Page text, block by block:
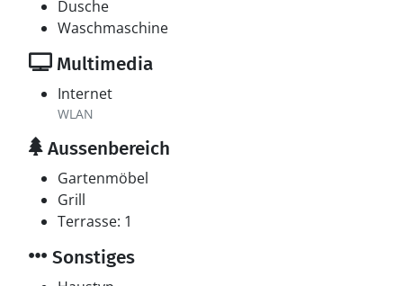
Dusche
Waschmaschine
Multimedia
Internet
WLAN
Aussenbereich
Gartenmöbel
Grill
Terrasse: 1
Sonstiges